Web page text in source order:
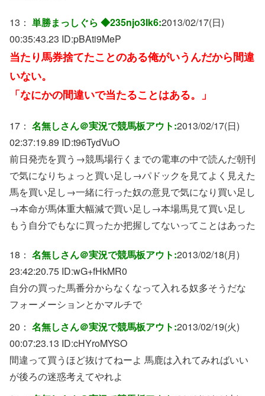
13： 単勝まっしぐら ◆235njo3Ik6:2013/02/17(日)
00:35:43.23 ID:pBAti9MeP
当たり馬券捨てたことのある俺がいうんだから間違
いない。
「なにかの間違いで当たることはある。」
17： 名無しさん＠実況で競馬板アウト:2013/02/17(日)
02:37:19.89 ID:t96TydVuO
前日発売を買う→競馬場行くまでの電車の中で読んだ朝刊
で気になりちょっと買い足し→パドックを見てよく見えた
馬を買い足し→一緒に行った奴の意見で気になり買い足し
→本命が馬体重大幅減で買い足し→本場馬見て買い足し
もう自分でもなに買ったか把握してないってことはあった
18： 名無しさん＠実況で競馬板アウト:2013/02/18(月)
23:42:20.75 ID:wG+fHkMR0
自分の買った馬番分からなくなって入れる奴多そうだな
フォーメーションとかマルチで
20： 名無しさん＠実況で競馬板アウト:2013/02/19(火)
00:07:23.13 ID:cHYroMYSO
間違って買うほど抜けてねーよ 馬鹿は入れてみればいい
が後ろの迷惑考えてやれよ